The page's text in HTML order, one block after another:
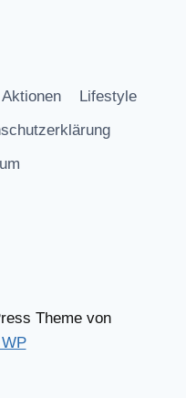
Lifestyle
Theme von